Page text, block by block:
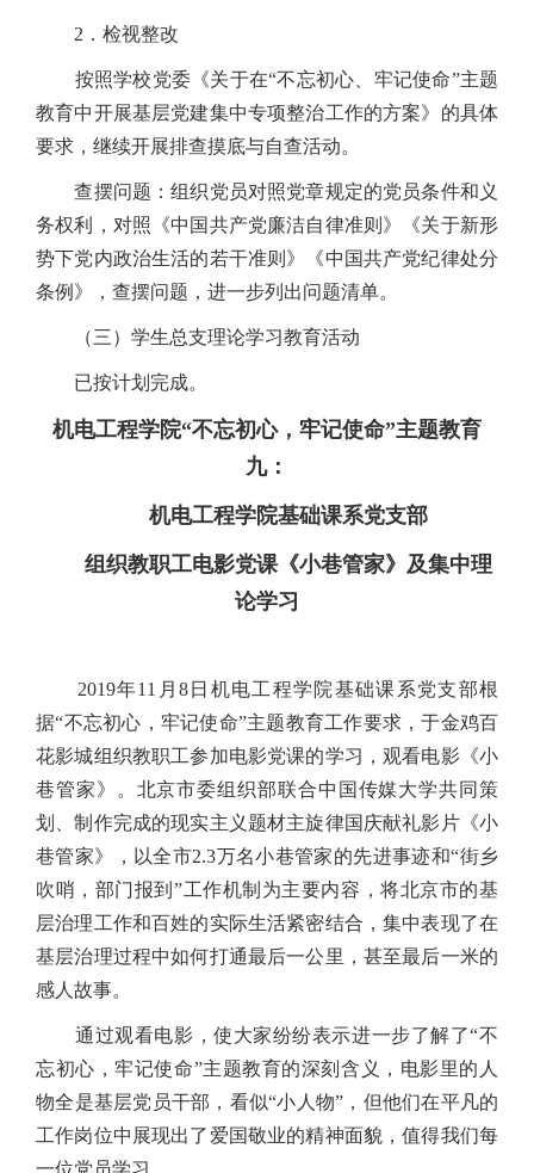
2．检视整改
按照学校党委《关于在“不忘初心、牢记使命”主题
教育中开展基层党建集中专项整治工作的方案》的具体
要求，继续开展排查摸底与自查活动。
查摆问题：组织党员对照党章规定的党员条件和义
务权利，对照《中国共产党廉洁自律准则》《关于新形
势下党内政治生活的若干准则》《中国共产党纪律处分
条例》，查摆问题，进一步列出问题清单。
（三）学生总支理论学习教育活动
已按计划完成。
机电工程学院“不忘初心，牢记使命”主题教育
九：
机电工程学院基础课系党支部
组织教职工电影党课《小巷管家》及集中理
论学习
2019年11月8日机电工程学院基础课系党支部根
据“不忘初心，牢记使命”主题教育工作要求，于金鸡百
花影城组织教职工参加电影党课的学习，观看电影《小
巷管家》。北京市委组织部联合中国传媒大学共同策
划、制作完成的现实主义题材主旋律国庆献礼影片《小
巷管家》，以全市2.3万名小巷管家的先进事迹和“街乡
吹哨，部门报到”工作机制为主要内容，将北京市的基
层治理工作和百姓的实际生活紧密结合，集中表现了在
基层治理过程中如何打通最后一公里，甚至最后一米的
感人故事。
通过观看电影，使大家纷纷表示进一步了解了“不
忘初心，牢记使命”主题教育的深刻含义，电影里的人
物全是基层党员干部，看似“小人物”，但他们在平凡的
工作岗位中展现出了爱国敬业的精神面貌，值得我们每
一位党员学习。